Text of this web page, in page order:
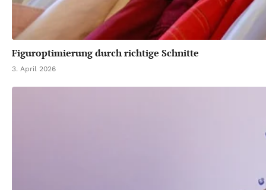
Figuroptimierung durch richtige Schnitte
3. April 2026